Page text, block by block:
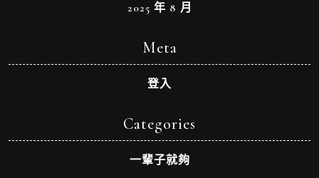
2025 年 8 月
Meta
登入
Categories
一輩子就夠